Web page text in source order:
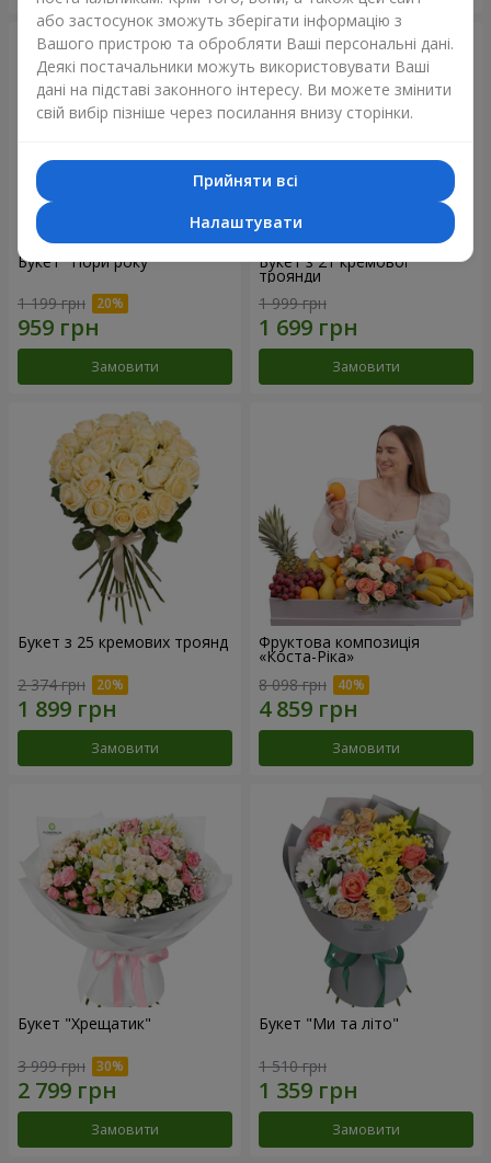
Букет "Пори року"
1 199 грн
Замовити
Букет з 21 кремової
троянди
1 999 грн
Замовити
Букет з 25 кремових троянд
2 374 грн
Замовити
Фруктова композиція
«Коста-Ріка»
8 098 грн
Замовити
Букет "Хрещатик"
3 999 грн
Замовити
Букет "Ми та літо"
1 510 грн
Замовити
або застосунок зможуть зберігати інформацію з
Вашого пристрою та обробляти Ваші персональні дані.
Деякі постачальники можуть використовувати Ваші
дані на підставі законного інтересу. Ви можете змінити
свій вибір пізніше через посилання внизу сторінки.
Прийняти всі
Налаштувати